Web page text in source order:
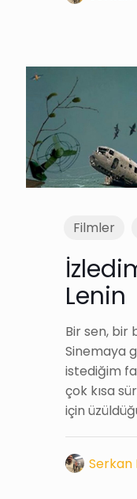
Filmler
Lenin
Bir sen, bir
Sinemaya
istediğim
çok kısa
için
Serkan